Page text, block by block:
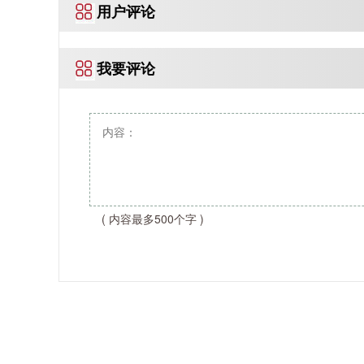
用户评论
我要评论
( 内容最多500个字 )